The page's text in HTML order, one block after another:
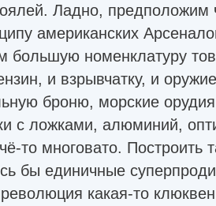
Ладно, предположим
американских
номенклатуру
и взрывчатку, и
броню, морские
с ложками, алюминий,
то многовато.
бы единичные
революция какая-то